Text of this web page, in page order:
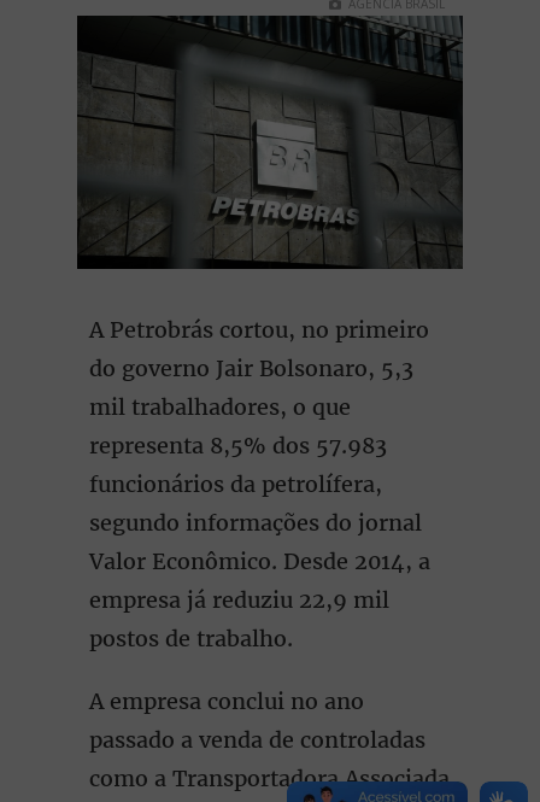
AGÊNCIA BRASIL
A Petrobrás cortou, no primeiro
do governo Jair Bolsonaro, 5,3
mil trabalhadores, o que
representa 8,5% dos 57.983
funcionários da petrolífera,
segundo informações do jornal
Valor Econômico. Desde 2014, a
empresa já reduziu 22,9 mil
postos de trabalho.
A empresa conclui no ano
passado a venda de controladas
como a Transportadora Associada